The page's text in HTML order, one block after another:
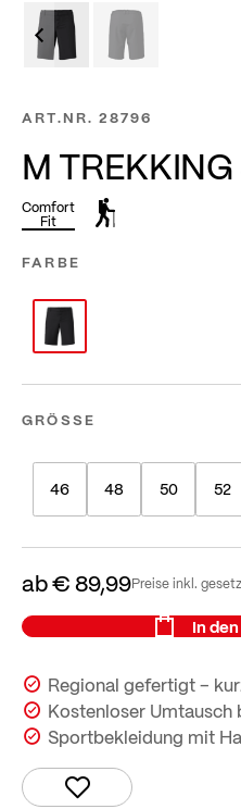
ART.NR. 28796
M
Comfort
Fit
FARBE
GRÖSSE
46 48 50 52
ab€ 89,99Preise inkl.
In
Regional gefertigt –
Kostenloser Umtausch
Sportbekleidung mit